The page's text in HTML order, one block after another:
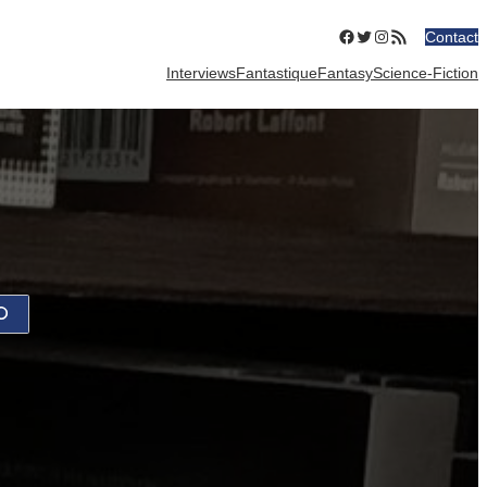
Facebook
Twitter
Instagram
Flux RSSContact
InterviewsFantastiqueFantasyScience-Fiction